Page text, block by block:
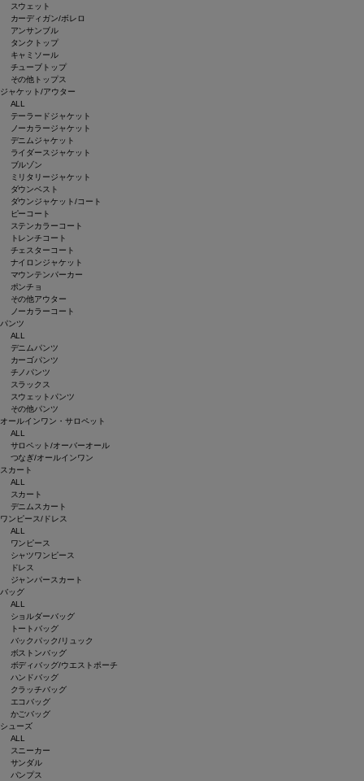
スウェット
カーディガン/ボレロ
アンサンブル
タンクトップ
キャミソール
チューブトップ
その他トップス
ジャケット/アウター
ALL
テーラードジャケット
ノーカラージャケット
デニムジャケット
ライダースジャケット
ブルゾン
ミリタリージャケット
ダウンベスト
ダウンジャケット/コート
ピーコート
ステンカラーコート
トレンチコート
チェスターコート
ナイロンジャケット
マウンテンパーカー
ポンチョ
その他アウター
ノーカラーコート
パンツ
ALL
デニムパンツ
カーゴパンツ
チノパンツ
スラックス
スウェットパンツ
その他パンツ
オールインワン・サロペット
ALL
サロペット/オーバーオール
つなぎ/オールインワン
スカート
ALL
スカート
デニムスカート
ワンピース/ドレス
ALL
ワンピース
シャツワンピース
ドレス
ジャンパースカート
バッグ
ALL
ショルダーバッグ
トートバッグ
バックパック/リュック
ボストンバッグ
ボディバッグ/ウエストポーチ
ハンドバッグ
クラッチバッグ
エコバッグ
かごバッグ
シューズ
ALL
スニーカー
サンダル
パンプス